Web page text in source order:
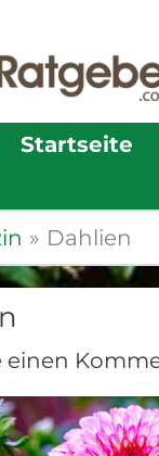
Startseite
Dahlien
einen